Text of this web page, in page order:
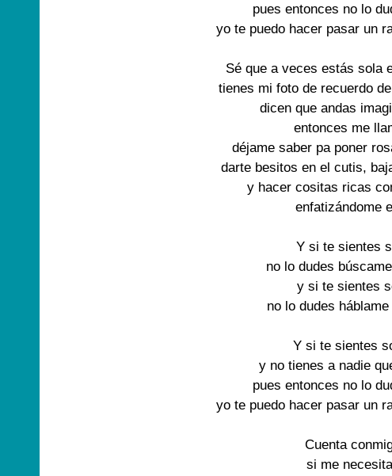
pues entonces no lo
yo te puedo hacer pasar un
Sé que a veces estás sola
tienes mi foto de recuerdo
dicen que andas
entonces me
déjame saber pa poner
darte besitos en el cutis,
y hacer cositas ricas
enfatizándome
Y si te sientes
no lo dudes
y si te sientes
no lo dudes
Y si te sientes
y no tienes a nadie
pues entonces no lo
yo te puedo hacer pasar un
Cuenta
si me